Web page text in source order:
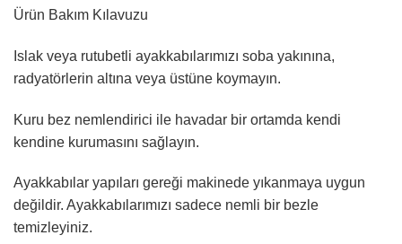
Ürün Bakım Kılavuzu
Islak veya rutubetli ayakkabılarımızı soba yakınına,
radyatörlerin altına veya üstüne koymayın.
Kuru bez nemlendirici ile havadar bir ortamda kendi
kendine kurumasını sağlayın.
Ayakkabılar yapıları gereği makinede yıkanmaya uygun
değildir. Ayakkabılarımızı sadece nemli bir bezle
temizleyiniz.